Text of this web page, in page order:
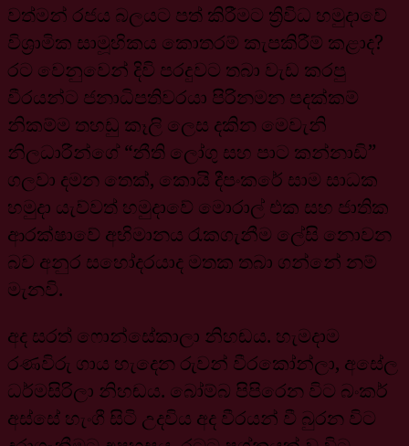
වත්මන් රජය බලයට පත් කිරීමට ත්‍රිවිධ හමුදාවේ
විශ්‍රාමික සාමූහිකය කොතරම් කැපකිරීම් කළාද?
රට වෙනුවෙන් දිවි පරදුවට තබා වැඩ කරපු
වීරයන්ට ජනාධිපතිවරයා පිරිනමන පදක්කම්
නිකම්ම තහඩු කෑලි ලෙස දකින මෙවැනි
නිලධාරීන්ගේ “නීති ලෝගු සහ පාට කන්නාඩි”
ගලවා දමන තෙක්, කොයි දීපංකරේ සාම සාධක
හමුදා යැව්වත් හමුදාවේ මොරාල් එක සහ ජාතික
ආරක්ෂාවේ අභිමානය රැකගැනීම ලේසි නොවන
බව අනුර සහෝදරයාද මතක තබා ගන්නේ නම්
මැනවි.
අද සරත් ෆොන්සේකාලා නිහඬය. හැමදාම
රණවිරු ගාය හැදෙන රුවන් වීරකෝන්ලා, අසේල
ධර්මසිරිලා නිහඬය. බෝම්බ පිපිරෙන විට බංකර්
අස්සේ හැංගී සිටි උදවිය අද වීරයන් වී බුරන විට